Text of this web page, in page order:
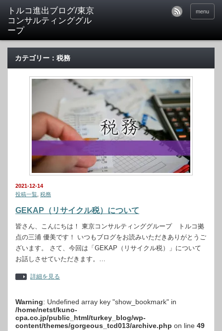
トルコ進出ブログ/東京
コンサルティンググル
ープ
menu
カテゴリー：税務
2021-12-14
投稿一覧 税務
GEKAP（リサイクル税）について
皆さん、こんにちは！ 東京コンサルティンググループ トルコ拠
点の三浦 優美です！ いつもブログをお読みいただきありがとうご
ざいます。 さて、今回は「GEKAP（リサイクル税）」について
お話しさせていただきます。…
詳細を見る
Warning: Undefined array key "show_bookmark" in
/home/netst/kuno-
cpa.co.jp/public_html/turkey_blog/wp-
content/themes/gorgeous_tcd013/archive.php on line 49